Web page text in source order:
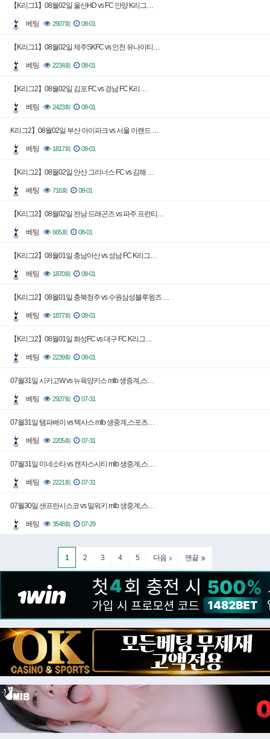
【K리그1】08월02일 울산HD vs FC 안양 K리그…
베팅 2907회 08-01
【K리그1】08월02일 제주SKFC vs 인천 유나이티…
베팅 2234회 08-01
【K리그2】08월02일 김포 FC vs 경남 FC K리…
베팅 2423회 08-01
K리그2】08월02일 부산 아이파크 vs 서울 이랜드 …
베팅 1817회 08-01
【K리그2】08월02일 안산 그리너스 FC vs 김해 …
베팅 716회 08-01
【K리그2】08월02일 전남 드래곤즈 vs 파주 프런티…
베팅 665회 08-01
【K리그2】08월01일 충남아산 vs 성남 FC K리그…
베팅 1870회 08-01
【K리그2】08월01일 충북청주 vs 수원삼성블루윙즈 …
베팅 1877회 08-01
【K리그2】08월01일 화성FC vs 대구 FC K리그…
베팅 2239회 08-01
07월31일 시카고W vs 뉴욕양키스 mlb 생중계,스…
베팅 2927회 07-31
07월31일 탬파베이 vs 텍사스 mlb 생중계,스포츠…
베팅 2205회 07-31
07월31일 미네소타 vs 캔자스시티 mlb 생중계,스…
베팅 2221회 07-31
07월30일 샌프란시스코 vs 밀워키 mlb 생중계,스…
베팅 3548회 07-29
1 2 3 4 5 다음 맨끝